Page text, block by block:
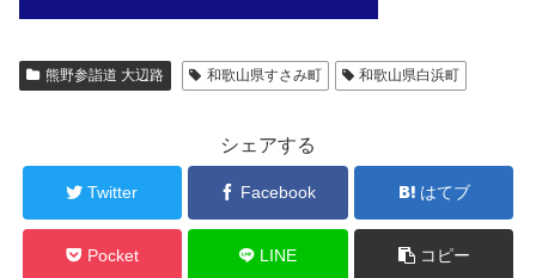
熊野参詣道 大辺路 和歌山県すさみ町 和歌山県白浜町
シェアする
Twitter Facebook はてブ
Pocket LINE コピー